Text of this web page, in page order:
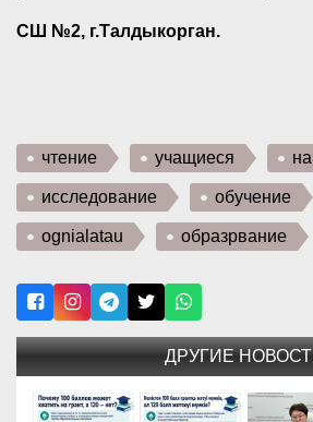
СШ №2, г.Талдыкорган.
чтение учащиеся
исследование обучение
ognialatau образрвание
ДРУГИЕ